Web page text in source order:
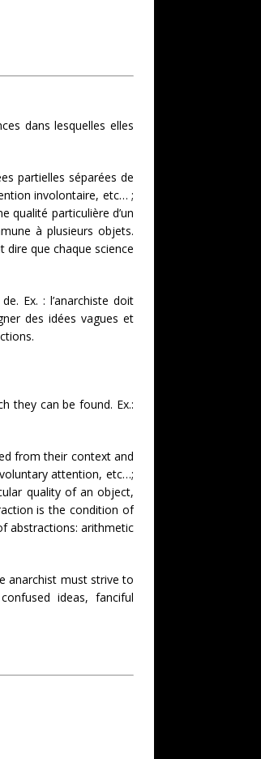
dans lesquelles elles
partielles séparées de
involontaire, etc… ;
qualité particulière d’un
à plusieurs objets.
dire que chaque science
Ex. : l’anarchiste doit
des idées vagues et
they can be found. Ex.:
from their context and
attention, etc…;
quality of an object,
is the condition of
abstractions: arithmetic
anarchist must strive to
ideas, fanciful